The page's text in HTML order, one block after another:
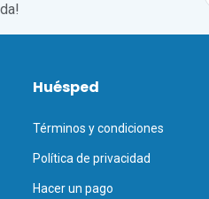
Huésped
Términos y condiciones
Política de privacidad
Hacer un pago